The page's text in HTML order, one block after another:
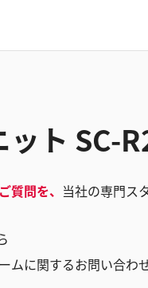
ト SC-
質問を、 当社の専門ス
ムに関するお問い合わ